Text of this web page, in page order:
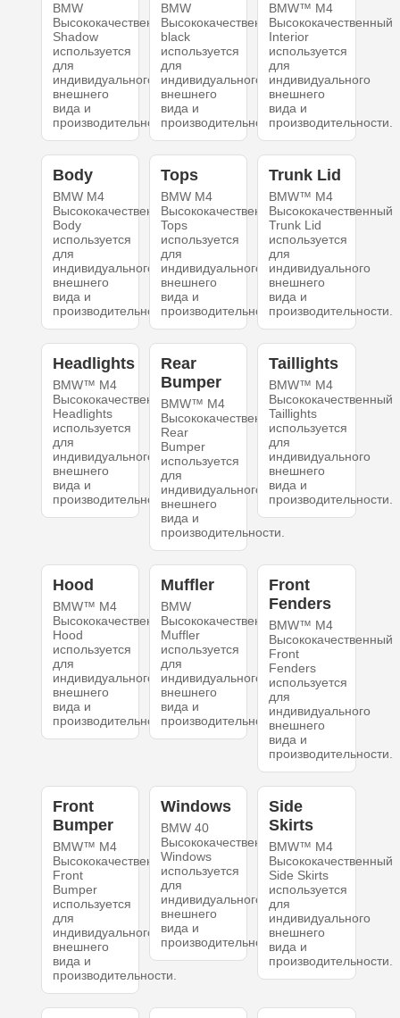
BMW
Высококачественный
Shadow
используется
для
индивидуального
внешнего
вида и
производительности.
BMW
Высококачественный
black
используется
для
индивидуального
внешнего
вида и
производительности.
BMW™ M4
Высококачественный
Interior
используется
для
индивидуального
внешнего
вида и
производительности.
Body
BMW M4
Высококачественный
Body
используется
для
индивидуального
внешнего
вида и
производительности.
Tops
BMW M4
Высококачественный
Tops
используется
для
индивидуального
внешнего
вида и
производительности.
Trunk Lid
BMW™ M4
Высококачественный
Trunk Lid
используется
для
индивидуального
внешнего
вида и
производительности.
Headlights
BMW™ M4
Высококачественный
Headlights
используется
для
индивидуального
внешнего
вида и
производительности.
Rear
Bumper
BMW™ M4
Высококачественный
Rear
Bumper
используется
для
индивидуального
внешнего
вида и
производительности.
Taillights
BMW™ M4
Высококачественный
Taillights
используется
для
индивидуального
внешнего
вида и
производительности.
Hood
BMW™ M4
Высококачественный
Hood
используется
для
индивидуального
внешнего
вида и
производительности.
Muffler
BMW
Высококачественный
Muffler
используется
для
индивидуального
внешнего
вида и
производительности.
Front
Fenders
BMW™ M4
Высококачественный
Front
Fenders
используется
для
индивидуального
внешнего
вида и
производительности.
Front
Bumper
BMW™ M4
Высококачественный
Front
Bumper
используется
для
индивидуального
внешнего
вида и
производительности.
Windows
BMW 40
Высококачественный
Windows
используется
для
индивидуального
внешнего
вида и
производительности.
Side
Skirts
BMW™ M4
Высококачественный
Side Skirts
используется
для
индивидуального
внешнего
вида и
производительности.